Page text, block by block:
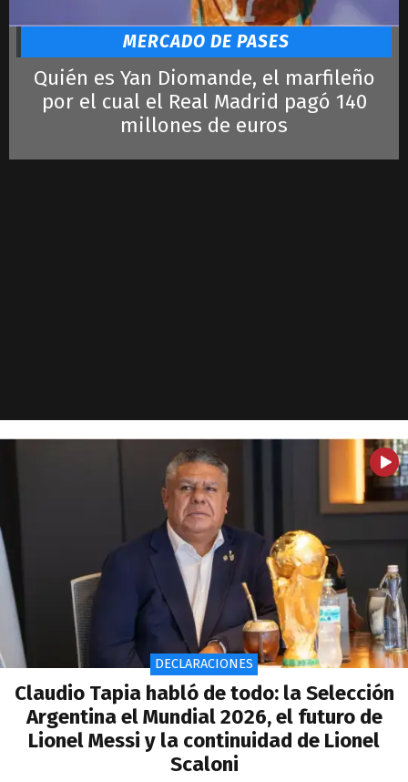
MERCADO DE PASES
Quién es Yan Diomande, el marfileño
por el cual el Real Madrid pagó 140
millones de euros
DECLARACIONES
Claudio Tapia habló de todo: la Selección
Argentina el Mundial 2026, el futuro de
Lionel Messi y la continuidad de Lionel
Scaloni